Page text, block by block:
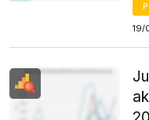
19/